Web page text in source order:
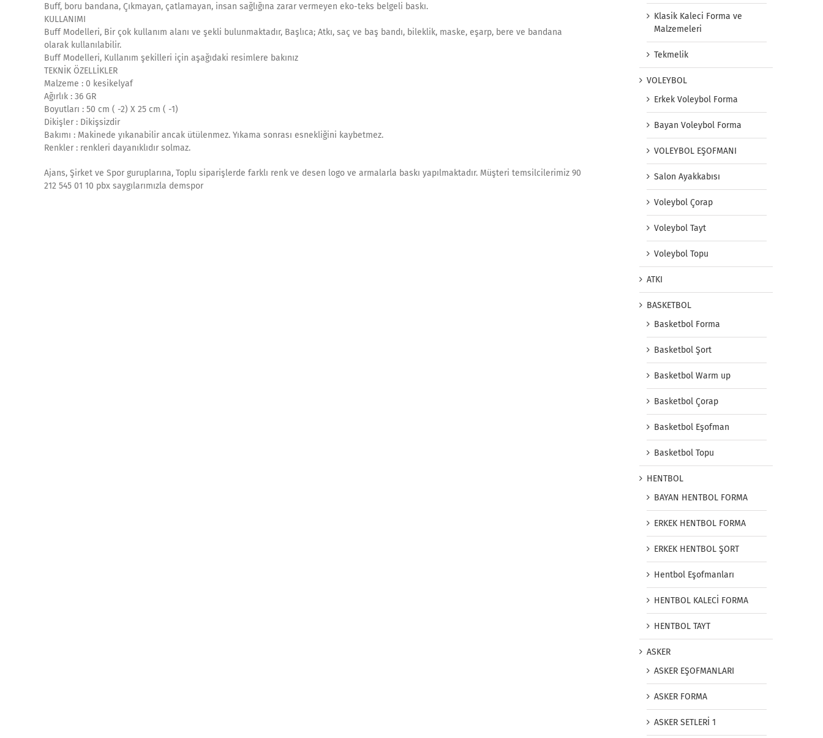
Buff, boru bandana, Çıkmayan, çatlamayan, insan sağlığına zarar vermeyen eko-teks belgeli baskı.
KULLANIMI
Buff Modelleri, Bir çok kullanım alanı ve şekli bulunmaktadır, Başlıca; Atkı, saç ve baş bandı, bileklik, maske, eşarp, bere ve bandana
olarak kullanılabilir.
Buff Modelleri, Kullanım şekilleri için aşağıdaki resimlere bakınız
TEKNİK ÖZELLİKLER
Malzeme : 0 kesikelyaf
Ağırlık : 36 GR
Boyutları : 50 cm ( -2) X 25 cm ( -1)
Dikişler : Dikişsizdir
Bakımı : Makinede yıkanabilir ancak ütülenmez. Yıkama sonrası esnekliğini kaybetmez.
Renkler : renkleri dayanıklıdır solmaz.
Ajans, Şirket ve Spor guruplarına, Toplu siparişlerde farklı renk ve desen logo ve armalarla baskı yapılmaktadır. Müşteri temsilcilerimiz 90
212 545 01 10 pbx saygılarımızla demspor
Klasik Kaleci Forma ve
Malzemeleri
Tekmelik
VOLEYBOL
Erkek Voleybol Forma
Bayan Voleybol Forma
VOLEYBOL EŞOFMANI
Salon Ayakkabısı
Voleybol Çorap
Voleybol Tayt
Voleybol Topu
ATKI
BASKETBOL
Basketbol Forma
Basketbol Şort
Basketbol Warm up
Basketbol Çorap
Basketbol Eşofman
Basketbol Topu
HENTBOL
BAYAN HENTBOL FORMA
ERKEK HENTBOL FORMA
ERKEK HENTBOL ŞORT
Hentbol Eşofmanları
HENTBOL KALECİ FORMA
HENTBOL TAYT
ASKER
ASKER EŞOFMANLARI
ASKER FORMA
ASKER SETLERİ 1